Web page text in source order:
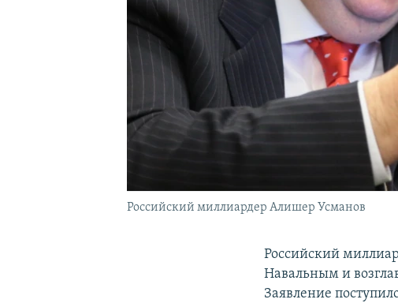
Российский миллиардер Алишер Усманов
Российский
Навальным и
Заявление